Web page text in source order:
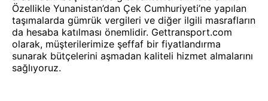
Özellikle Yunanistan’dan Çek Cumhuriyeti’ne yapılan
taşımalarda gümrük vergileri ve diğer ilgili masrafların
da hesaba katılması önemlidir. Gettransport.com
olarak, müşterilerimize şeffaf bir fiyatlandırma
sunarak bütçelerini aşmadan kaliteli hizmet almalarını
sağlıyoruz.